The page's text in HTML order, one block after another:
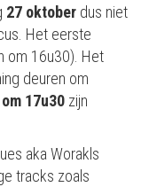
27 oktober dus niet
Het eerste
om 16u30). Het
deuren om
17u30 zijn
aka Worakls
tracks zoals